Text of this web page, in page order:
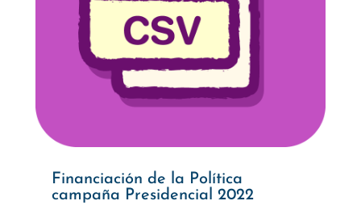
Financiación de la Política
campaña Presidencial 2022